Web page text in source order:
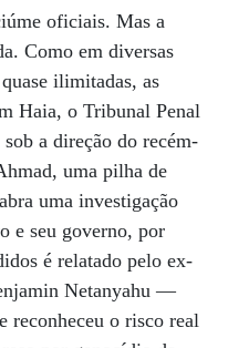
oficiais. Mas a
Como em diversas
ilimitadas, as
Haia, o Tribunal Penal
a direção do recém-
uma pilha de
uma investigação
e seu governo, por
é relatado pelo ex-
Netanyahu —
reconheceu o risco real